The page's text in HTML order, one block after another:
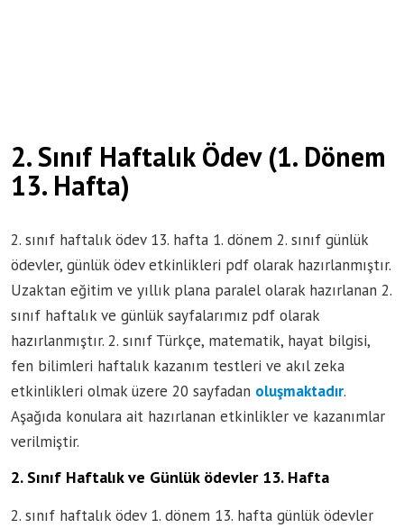
2. Sınıf Haftalık Ödev (1. Dönem
13. Hafta)
2. sınıf haftalık ödev 13. hafta 1. dönem 2. sınıf günlük
ödevler, günlük ödev etkinlikleri pdf olarak hazırlanmıştır.
Uzaktan eğitim ve yıllık plana paralel olarak hazırlanan 2.
sınıf haftalık ve günlük sayfalarımız pdf olarak
hazırlanmıştır. 2. sınıf Türkçe, matematik, hayat bilgisi,
fen bilimleri haftalık kazanım testleri ve akıl zeka
etkinlikleri olmak üzere 20 sayfadan oluşmaktadır.
Aşağıda konulara ait hazırlanan etkinlikler ve kazanımlar
verilmiştir.
2. Sınıf Haftalık ve Günlük ödevler 13. Hafta
2. sınıf haftalık ödev 1. dönem 13. hafta günlük ödevler